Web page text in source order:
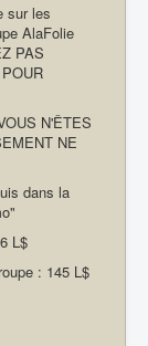
sur les
AlaFolie
PAS
N'ÊTES
NE
dans la
L$
: 145 L$